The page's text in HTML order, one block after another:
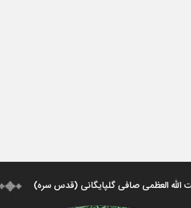
العظمی صافی گلپایگانی (قدس سره)